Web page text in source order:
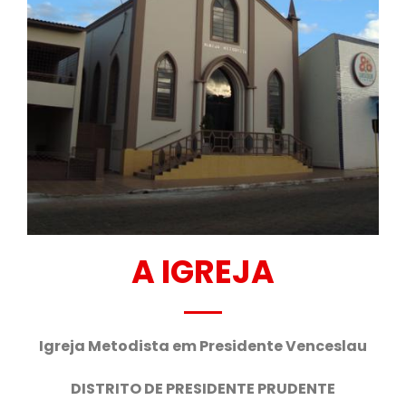
A IGREJA
Igreja Metodista em Presidente Venceslau
DISTRITO DE PRESIDENTE PRUDENTE